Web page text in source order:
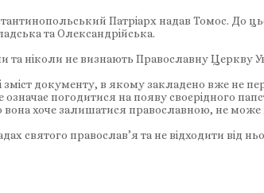
Патріарх надав Томос. До
та Олександрійська.
та ніколи не визнають Православну Церкву
документу, в якому закладено вже не
погодитися на появу своєрідного
хоче залишатися православною, не може
святого православ’я та не відходити від